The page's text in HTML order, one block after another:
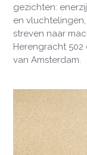
gezichten:
en
streven naar
Herengracht
van Amsterdam.